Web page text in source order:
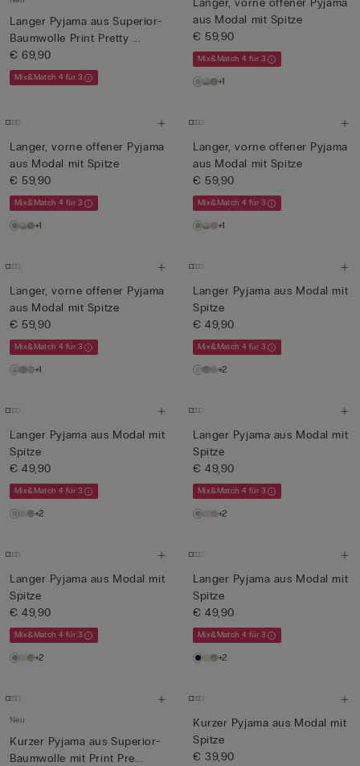
Langer Pyjama aus Superior-
Baumwolle Print Pretty ...
€ 69,90
Mix&Match 4 für 3
Langer, vorne offener Pyjama
aus Modal mit Spitze
€ 59,90
Mix&Match 4 für 3
+1
Langer, vorne offener Pyjama
aus Modal mit Spitze
€ 59,90
Mix&Match 4 für 3
+1
Langer, vorne offener Pyjama
aus Modal mit Spitze
€ 59,90
Mix&Match 4 für 3
+1
Langer, vorne offener Pyjama
aus Modal mit Spitze
€ 59,90
Mix&Match 4 für 3
+1
Langer Pyjama aus Modal mit
Spitze
€ 49,90
Mix&Match 4 für 3
+2
Langer Pyjama aus Modal mit
Spitze
€ 49,90
Mix&Match 4 für 3
+2
Langer Pyjama aus Modal mit
Spitze
€ 49,90
Mix&Match 4 für 3
+2
Langer Pyjama aus Modal mit
Spitze
€ 49,90
Mix&Match 4 für 3
+2
Langer Pyjama aus Modal mit
Spitze
€ 49,90
Mix&Match 4 für 3
+2
Neu
Kurzer Pyjama aus Superior-
Baumwolle mit Print Pre...
Kurzer Pyjama aus Modal mit
Spitze
€ 39,90